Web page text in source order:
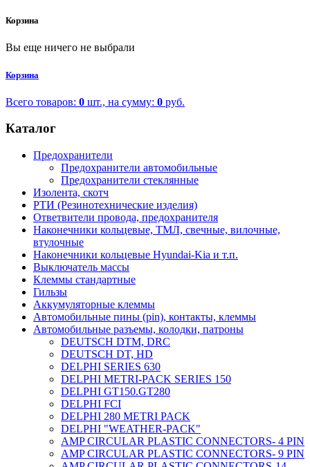
Корзина
Вы еще ничего не выбрали
Корзина
Всего товаров: 0 шт., на сумму: 0 руб.
Каталог
Предохранители
Предохранители автомобильные
Предохранители стеклянные
Изолента, скотч
РТИ (Резинотехнические изделия)
Ответвители провода, предохранителя
Наконечники кольцевые, ТМЛ, свечные, вилочные,
втулочные
Наконечники кольцевые Hyundai-Kia и т.п.
Выключатель массы
Клеммы стандартные
Гильзы
Аккумуляторные клеммы
Автомобильные пины (pin), контакты, клеммы
Автомобильные разъемы, колодки, патроны
DEUTSCH DTM, DRC
DEUTSCH DT, HD
DELPHI SERIES 630
DELPHI METRI-PACK SERIES 150
DELPHI GT150.GT280
DELPHI FCI
DELPHI 280 METRI PACK
DELPHI "WEATHER-PACK"
AMP CIRCULAR PLASTIC CONNECTORS- 4 PIN
AMP CIRCULAR PLASTIC CONNECTORS- 9 PIN